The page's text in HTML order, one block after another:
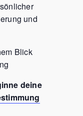
und
Blick
deine